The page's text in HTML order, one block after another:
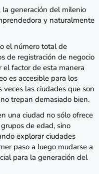
generación del milenio
y naturalmente
el número total de
de registración de negocio
el factor de esta manera
es accesible para los
las ciudades que son
trepan demasiado bien.
una ciudad no sólo ofrece
de edad, sino
explorar ciudades
paso a luego mudarse a
para la generación del